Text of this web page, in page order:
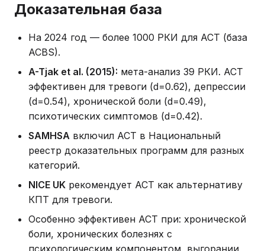
Доказательная база
На 2024 год — более 1000 РКИ для ACT (база
ACBS).
A-Tjak et al. (2015): мета-анализ 39 РКИ. ACT
эффективен для тревоги (d=0.62), депрессии
(d=0.54), хронической боли (d=0.49),
психотических симптомов (d=0.42).
SAMHSA включил ACT в Национальный
реестр доказательных программ для разных
категорий.
NICE UK рекомендует ACT как альтернативу
КПТ для тревоги.
Особенно эффективен ACT при: хронической
боли, хронических болезнях с
психологическим компонентом, выгорании,